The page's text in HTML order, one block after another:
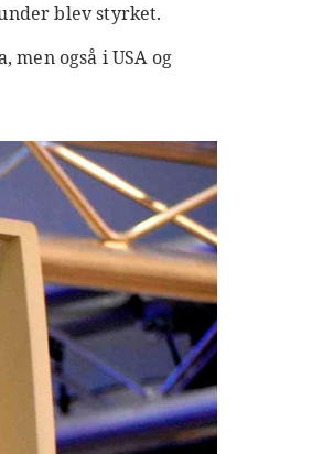
blev styrket.
også i USA og